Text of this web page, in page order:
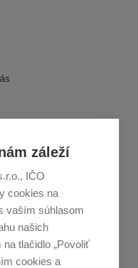
záleží
IČO
cookies na
vaším súhlasom
našich
tlačidlo „Povoliť
cookies a